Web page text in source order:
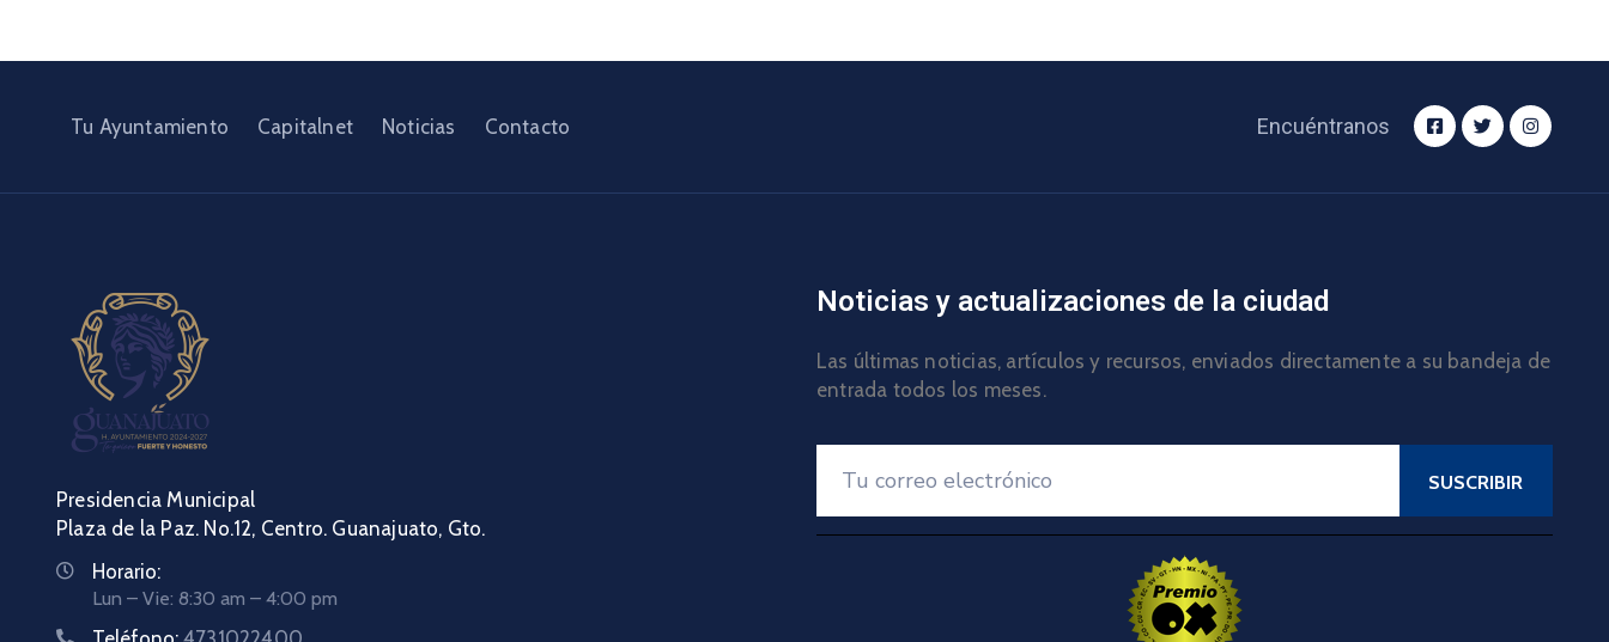
Tu Ayuntamiento Capitalnet Noticias Contacto Encuéntranos
Presidencia Municipal
Plaza de la Paz. No.12, Centro. Guanajuato, Gto.
Horario:
Lun – Vie: 8:30 am – 4:00 pm
Noticias y actualizaciones de la ciudad
Las últimas noticias, artículos y recursos, enviados directamente a su bandeja de
entrada todos los meses.